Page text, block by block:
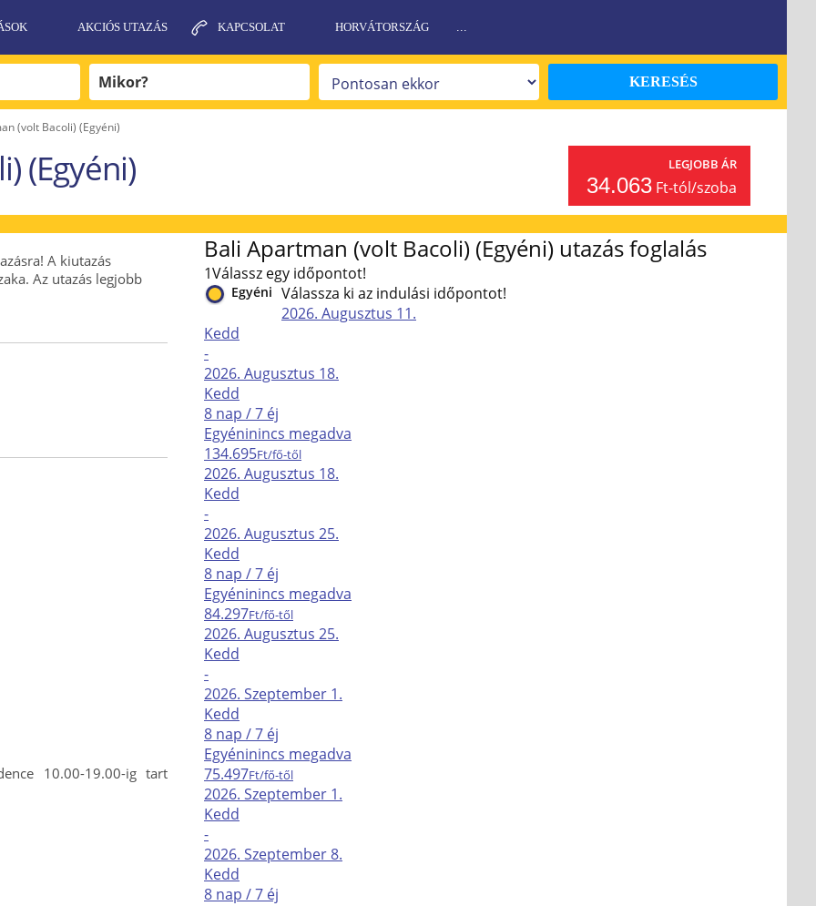
AKCIÓS UTAZÁS KAPCSOLAT HORVÁTORSZÁG ...
KERESÉS
(volt Bacoli) (Egyéni)
(Egyéni) LEGJOBB ÁR
Ft-tól/szoba
34.063
Bali Apartman (volt Bacoli) (Egyéni) utazás foglalás
1Válassz egy időpontot!
Egyéni Válassza ki az indulási időpontot!
2026. Augusztus 11.
Kedd
-
2026. Augusztus 18.
Kedd
8 nap / 7 éj
Egyéninincs megadva
134.695Ft/fő-től
2026. Augusztus 18.
Kedd
-
2026. Augusztus 25.
Kedd
8 nap / 7 éj
Egyéninincs megadva
84.297Ft/fő-től
2026. Augusztus 25.
Kedd
-
2026. Szeptember 1.
Kedd
8 nap / 7 éj
Egyéninincs megadva
75.497Ft/fő-től
2026. Szeptember 1.
Kedd
-
2026. Szeptember8.
Kedd
8 nap / 7 éj
A kiutazás
Az utazás legjobb
10.00-19.00-ig tart